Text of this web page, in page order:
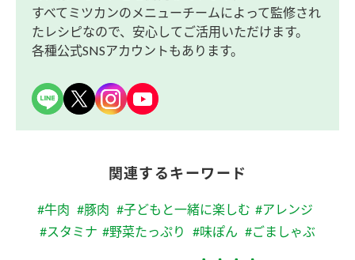
すべてミツカンのメニューチームによって監修され
たレシピなので、安心してご活用いただけます。
各種公式SNSアカウントもあります。
関連するキーワード
#牛肉 #豚肉 #子どもと一緒に楽しむ #アレンジ
#スタミナ #野菜たっぷり #味ぽん #ごましゃぶ